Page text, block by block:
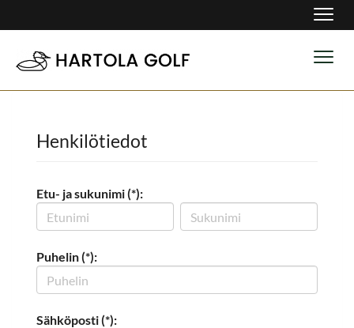
Henkilötiedot
Etu- ja sukunimi (*):
Puhelin (*):
Sähköposti (*):